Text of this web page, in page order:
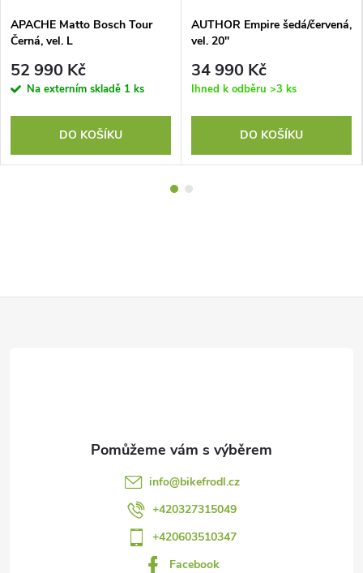
APACHE Matto Bosch Tour
Černá, vel. L
52 990 Kč
Na externím skladě 1 ks
DO KOŠÍKU
AUTHOR Empire šedá/červená,
vel. 20"
34 990 Kč
Ihned k odběru >3 ks
DO KOŠÍKU
info@bikefrodl.cz
+420327315049
+420603510347
Facebook